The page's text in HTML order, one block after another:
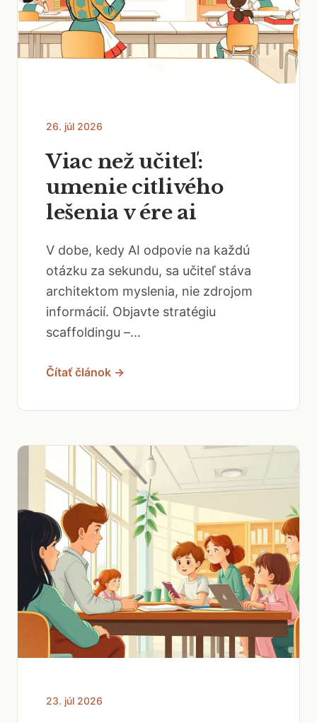
26. júl 2026
Viac než učiteľ:
umenie citlivého
lešenia v ére ai
V dobe, kedy AI odpovie na každú
otázku za sekundu, sa učiteľ stáva
architektom myslenia, nie zdrojom
informácií. Objavte stratégiu
scaffoldingu –...
Čítať článok →
23. júl 2026